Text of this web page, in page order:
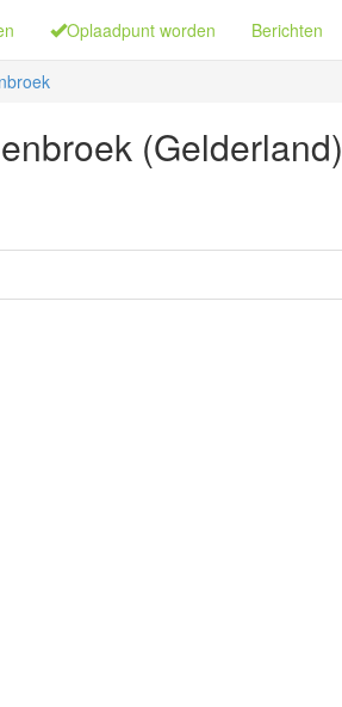
Oplaadpunt worden Berichten
(Gelderland)